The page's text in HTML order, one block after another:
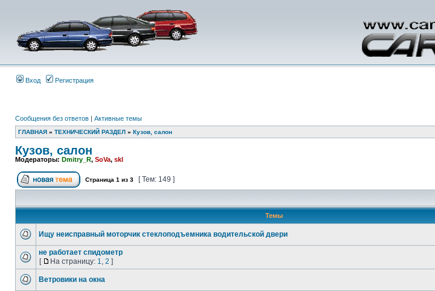
Вход Регистрация
Сообщения без ответов | Активные темы
ГЛАВНАЯ » ТЕХНИЧЕСКИЙ РАЗДЕЛ » Кузов, салон
Кузов, салон
Модераторы: Dmitry_R, SoVa, skl
Страница 1 из 3 [ Тем: 149 ]
Темы
Ищу неисправный моторчик стеклоподъемника водительской двери
не работает спидометр
[
На страницу: 1, 2 ]
Ветровики на окна